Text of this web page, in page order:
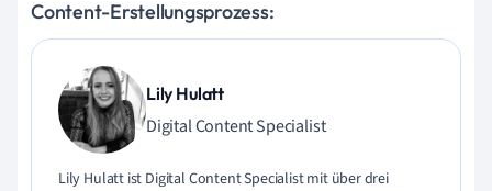
Content-Erstellungsprozess:
Lily Hulatt
Digital Content Specialist
Lily Hulatt ist Digital Content Specialist mit über drei